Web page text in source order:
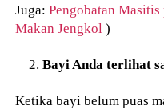
Juga:Pengobatan
Makan Jengkol)
Bayi Anda terlihat
Ketika bayi belum puas